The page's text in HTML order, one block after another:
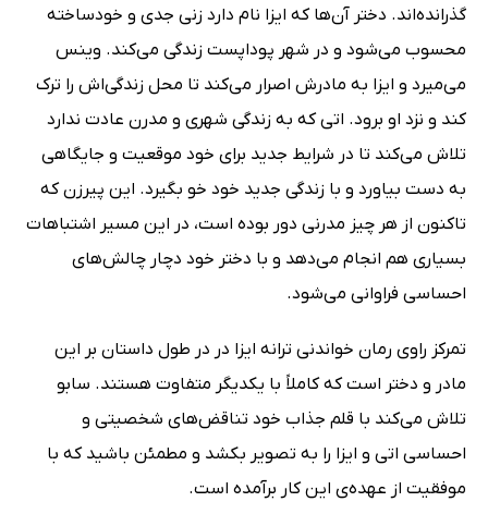
گذرانده‌اند. دختر آن‌ها که ایزا نام دارد زنی جدی و خودساخته
محسوب می‌شود و در شهر پوداپست زندگی می‌کند. وینس
می‌میرد و ایزا به مادرش اصرار می‌کند تا محل زندگی‌اش را ترک
کند و نزد او برود. اتی که به زندگی شهری و مدرن عادت ندارد
تلاش می‌کند تا در شرایط جدید برای خود موقعیت و جایگاهی
به دست بیاورد و با زندگی جدید خود خو بگیرد. این پیرزن که
تاکنون از هر چیز مدرنی دور بوده است، در این مسیر اشتباهات
بسیاری هم انجام می‌دهد و با دختر خود دچار چالش‌های
احساسی فراوانی می‌شود.
تمرکز راوی رمان خواندنی ترانه ایزا در در طول داستان بر این
مادر و دختر است که کاملاً با یکدیگر متفاوت هستند. سابو
تلاش می‌کند با قلم جذاب خود تناقض‌های شخصیتی و
احساسی اتی و ایزا را به تصویر بکشد و مطمئن باشید که با
موفقیت از عهده‌ی این کار برآمده است.